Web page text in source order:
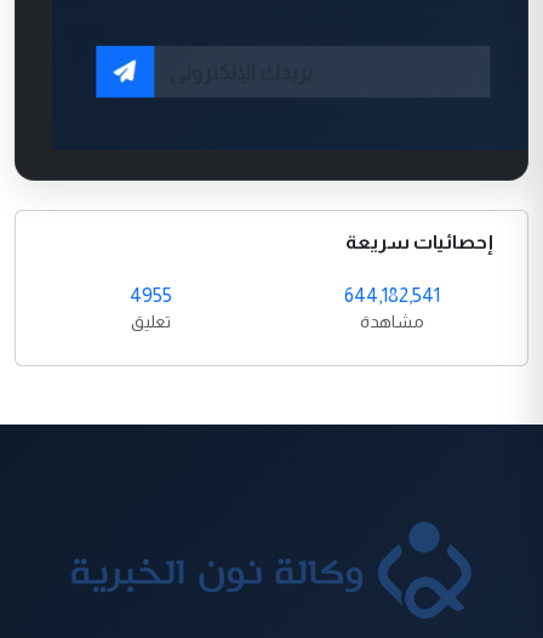
إحصائيات سريعة
644,182,541
مشاهدة
4955
تعليق